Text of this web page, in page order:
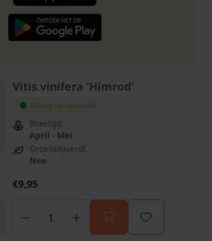
Vitis vinifera 'Himrod'
Online op voorraad
Bloeitijd:
April - Mei
Groenblijvend:
Nee
€9,95